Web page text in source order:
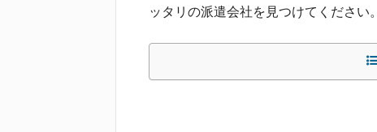
ッタリの派遣会社を見つけてください。